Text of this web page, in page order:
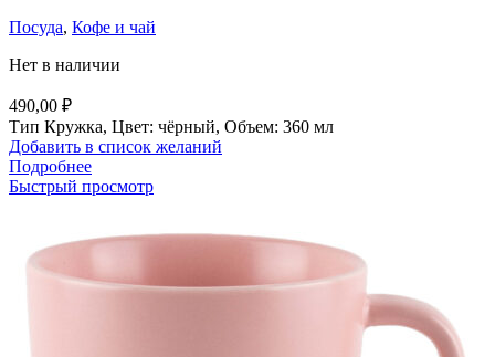
Посуда, Кофе и чай
Нет в наличии
490,00 ₽
Тип Кружка, Цвет: чёрный, Объем: 360 мл
Добавить в список желаний
Подробнее
Быстрый просмотр